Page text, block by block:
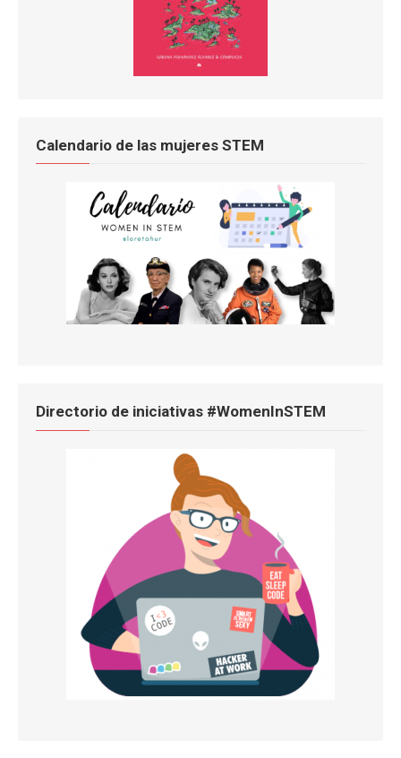
Calendario de las mujeres STEM
Directorio de iniciativas #WomenInSTEM